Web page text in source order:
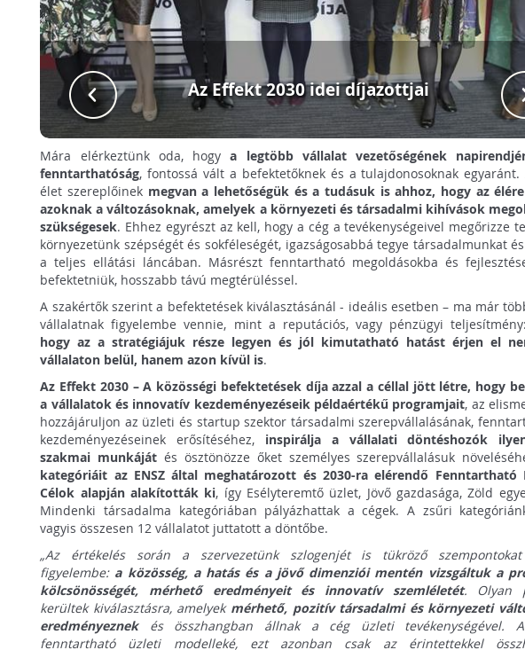
Az Effekt 2030 idei díjazottjai
Mára elérkeztünk oda, hogya legtöbb vállalat vezetőségének
fenntarthatóság, fontossá vált a befektetőknek és a tulajdonosoknak egyaránt.
élet szereplőinek megvan a lehetőségük és a tudásuk is ahhoz, hogy az
azoknak a változásoknak, amelyek a környezeti és társadalmi kihívások
szükségesek. Ehhez egyrészt az kell, hogy a cég a tevékenységeivel megőrizze
környezetünk szépségét és sokféleségét, igazságosabbá tegye társadalmunkat
a teljes ellátási láncában. Másrészt fenntartható megoldásokba és
befektetniük, hosszabb távú megtérüléssel.
A szakértők szerint a befektetések kiválasztásánál - ideális esetben – ma már
vállalatnak figyelembe vennie, mint a reputációs, vagy pénzügyi teljesítmény:
hogy az a stratégiájuk része legyen és jól kimutatható hatást érjen el
vállalaton belül, hanem azon kívül is.
Az Effekt 2030 – A közösségi befektetések díja azzal a céllal jött létre, hogy
a vállalatok és innovatív kezdeményezéseik példaértékű programjait, az
hozzájáruljon az üzleti és startup szektor társadalmi szerepvállalásának,
kezdeményezéseinek erősítéséhez, inspirálja a vállalati döntéshozók
szakmai munkáját és ösztönözze őket személyes szerepvállalásuk
kategóriáit az ENSZ által meghatározott és 2030-ra elérendő Fenntartható
Célok alapján alakították ki, így Esélyteremtő üzlet, Jövő gazdasága, Zöld
Mindenki társadalma kategóriában pályázhattak a cégek. A zsűri
vagyis összesen 12 vállalatot juttatott a döntőbe.
„Az értékelés során a szervezetünk szlogenjét is tükröző
figyelembe: a közösség, a hatás és a jövő dimenziói mentén vizsgáltuk a
kölcsönösségét, mérhető eredményeit és innovatív szemléletét. Olyan
kerültek kiválasztásra, amelyek mérhető, pozitív társadalmi és környezeti
eredményeznekés összhangban állnak a cég üzleti tevékenységével.
fenntartható üzleti modelleké, ezt azonban csak az érintettekkel